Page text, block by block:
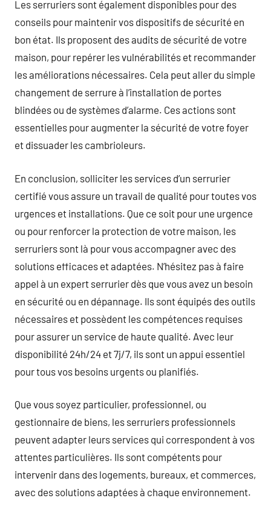
Les serruriers sont également disponibles pour des
conseils pour maintenir vos dispositifs de sécurité en
bon état. Ils proposent des audits de sécurité de votre
maison, pour repérer les vulnérabilités et recommander
les améliorations nécessaires. Cela peut aller du simple
changement de serrure à l’installation de portes
blindées ou de systèmes d’alarme. Ces actions sont
essentielles pour augmenter la sécurité de votre foyer
et dissuader les cambrioleurs.
En conclusion, solliciter les services d’un serrurier
certifié vous assure un travail de qualité pour toutes vos
urgences et installations. Que ce soit pour une urgence
ou pour renforcer la protection de votre maison, les
serruriers sont là pour vous accompagner avec des
solutions efficaces et adaptées. N’hésitez pas à faire
appel à un expert serrurier dès que vous avez un besoin
en sécurité ou en dépannage. Ils sont équipés des outils
nécessaires et possèdent les compétences requises
pour assurer un service de haute qualité. Avec leur
disponibilité 24h/24 et 7j/7, ils sont un appui essentiel
pour tous vos besoins urgents ou planifiés.
Que vous soyez particulier, professionnel, ou
gestionnaire de biens, les serruriers professionnels
peuvent adapter leurs services qui correspondent à vos
attentes particulières. Ils sont compétents pour
intervenir dans des logements, bureaux, et commerces,
avec des solutions adaptées à chaque environnement.